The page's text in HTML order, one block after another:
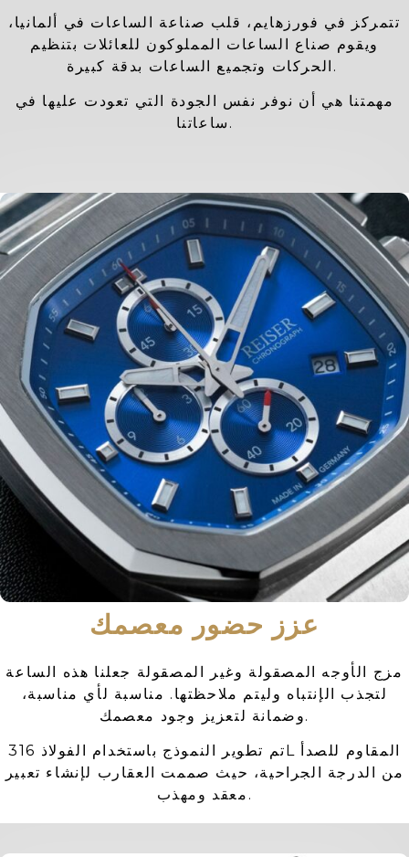
تتمركز في فورزهايم، قلب صناعة الساعات في ألمانيا،
ويقوم صناع الساعات المملوكون للعائلات بتنظيم
الحركات وتجميع الساعات بدقة كبيرة.
مهمتنا هي أن نوفر نفس الجودة التي تعودت عليها في
ساعاتنا.
عزز حضور معصمك
مزج الأوجه المصقولة وغير المصقولة جعلنا هذه الساعة
لتجذب الإنتباه وليتم ملاحظتها. مناسبة لأي مناسبة،
وضمانة لتعزيز وجود معصمك.
تم تطوير النموذج باستخدام الفولاذ 316L المقاوم للصدأ
من الدرجة الجراحية، حيث صممت العقارب لإنشاء تعبير
معقد ومهذب.